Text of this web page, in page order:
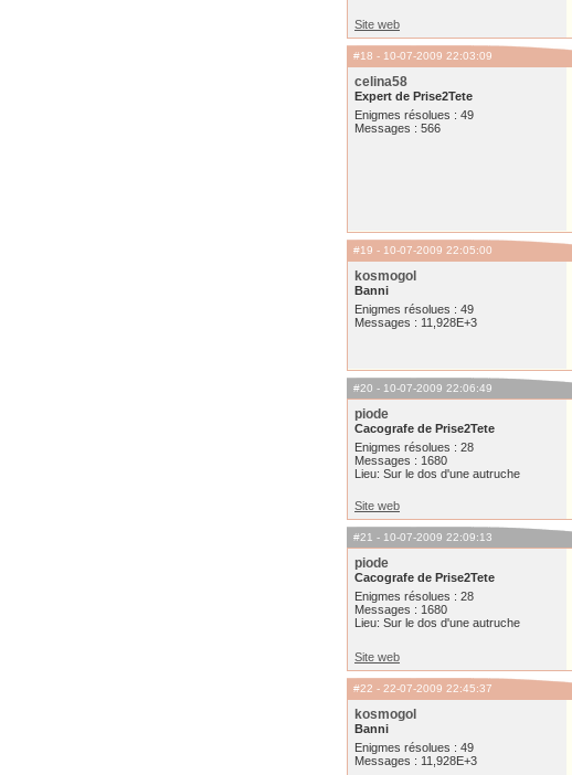
Site web
#18 - 10-07-2009 22:03:09
celina58
Expert de Prise2Tete
Enigmes résolues : 49
Messages : 566
#19 - 10-07-2009 22:05:00
kosmogol
Banni
Enigmes résolues : 49
Messages : 11,928E+3
#20 - 10-07-2009 22:06:49
piode
Cacografe de Prise2Tete
Enigmes résolues : 28
Messages : 1680
Lieu: Sur le dos d'une autruche
Site web
#21 - 10-07-2009 22:09:13
piode
Cacografe de Prise2Tete
Enigmes résolues : 28
Messages : 1680
Lieu: Sur le dos d'une autruche
Site web
#22 - 22-07-2009 22:45:37
kosmogol
Banni
Enigmes résolues : 49
Messages : 11,928E+3